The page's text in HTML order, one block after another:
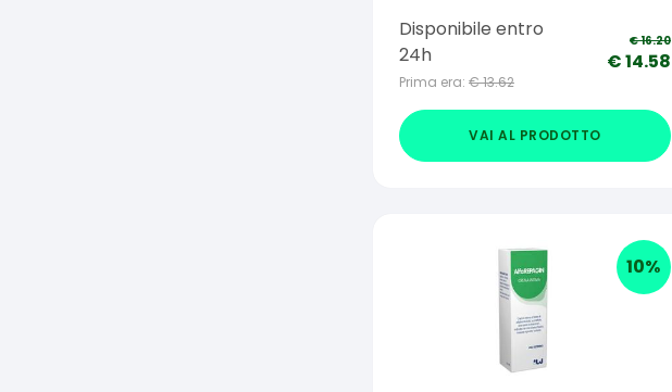
Disponibile entro
24h
Prima era: €13.62
€16.20
€14.58
VAI AL PRODOTTO
10%